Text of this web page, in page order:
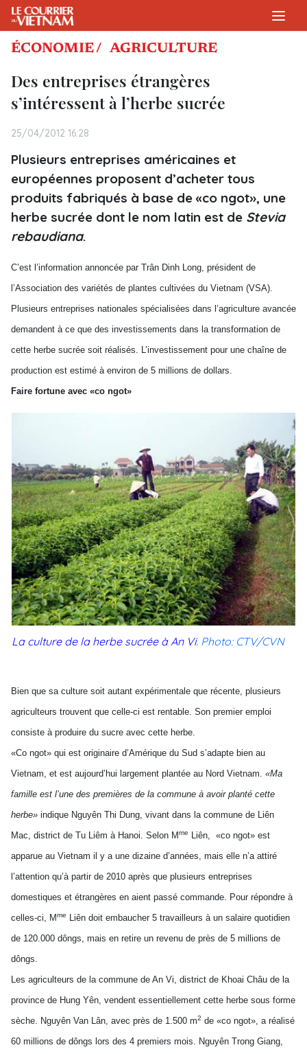
ÉCONOMIE / AGRICULTURE
Des entreprises étrangères
s’intéressent à l’herbe sucrée
25/04/2012 16:28
Plusieurs entreprises américaines et
européennes proposent d’acheter tous
produits fabriqués à base de «co ngot», une
herbe sucrée dont le nom latin est de Stevia
rebaudiana.
C’est l’information annoncée par Trân Dinh Long, président de
l’Association des variétés de plantes cultivées du Vietnam (VSA).
Plusieurs entreprises nationales spécialisées dans l’agriculture avancée
demandent à ce que des investissements dans la transformation de
cette herbe sucrée soit réalisés. L’investissement pour une chaîne de
production est estimé à environ de 5 millions de dollars.
Faire fortune avec «co ngot»
La culture de la herbe sucrée à An Vi. Photo: CTV/CVN
Bien que sa culture soit autant expérimentale que récente, plusieurs
agriculteurs trouvent que celle-ci est rentable. Son premier emploi
consiste à produire du sucre avec cette herbe.
«Co ngot» qui est originaire d’Amérique du Sud s’adapte bien au
Vietnam, et est aujourd’hui largement plantée au Nord Vietnam. «Ma
famille est l’une des premières de la commune à avoir planté cette
herbe» indique Nguyên Thi Dung, vivant dans la commune de Liên
Mac, district de Tu Liêm à Hanoi. Selon Mme
Liên, «co ngot» est
apparue au Vietnam il y a une dizaine d’années, mais elle n’a attiré
l’attention qu’à partir de 2010 après que plusieurs entreprises
domestiques et étrangères en aient passé commande. Pour répondre à
celles-ci, Mme
Liên doit embaucher 5 travailleurs à un salaire quotidien
de 120.000 dôngs, mais en retire un revenu de près de 5 millions de
dôngs.
Les agriculteurs de la commune de An Vi, district de Khoai Châu de la
province de Hung Yên, vendent essentiellement cette herbe sous forme
sèche. Nguyên Van Lân, avec près de 1.500 m2 de «co ngot», a réalisé
60 millions de dôngs lors des 4 premiers mois. Nguyên Trong Giang,